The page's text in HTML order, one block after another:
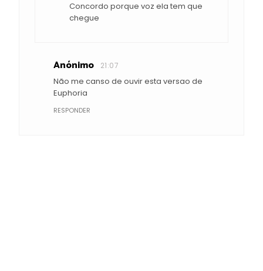
Concordo porque voz ela tem que
chegue
Anónimo 21:07
Não me canso de ouvir esta versao de
Euphoria
RESPONDER